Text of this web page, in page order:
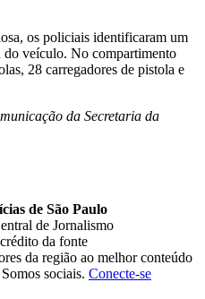
os policiais identificaram um
do veículo. No compartimento
28 carregadores de pistola e
da Secretaria da
de São Paulo
de Jornalismo
da fonte
da região ao melhor conteúdo
sociais. Conecte-se